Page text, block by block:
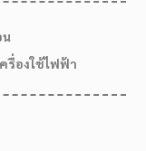
น
รื่องใช้ไฟฟ้า